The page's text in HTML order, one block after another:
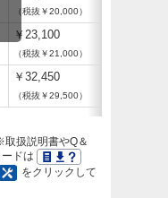
（税抜￥20,000）
￥23,100
（税抜￥21,000）
￥32,450
（税抜￥29,500）
扱説明書やQ＆
ドは
をクリックして